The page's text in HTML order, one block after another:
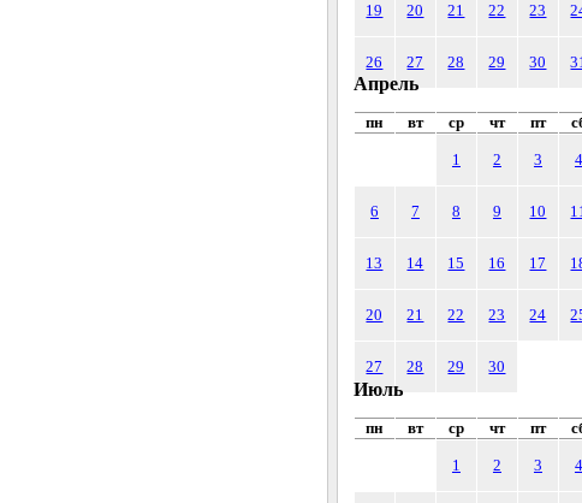
19 20 21 22 23
26 27 28 29 30
Апрель
пн вт ср чт пт
1 2 3 4
6 7 8 9 10
13 14 15 16 17
20 21 22 23 24
27 28 29 30
Июль
пн вт ср чт пт
1 2 3 4